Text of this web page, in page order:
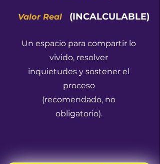
Valor Real (INCALCULABLE)
Un espacio para compartir lo
vivido, resolver
inquietudes y sostener el
proceso
(recomendado, no
obligatorio).